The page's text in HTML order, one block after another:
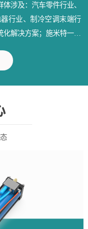
涉及：汽车零件行业、
行业、制冷空调末端行
解决方案；施米特一直